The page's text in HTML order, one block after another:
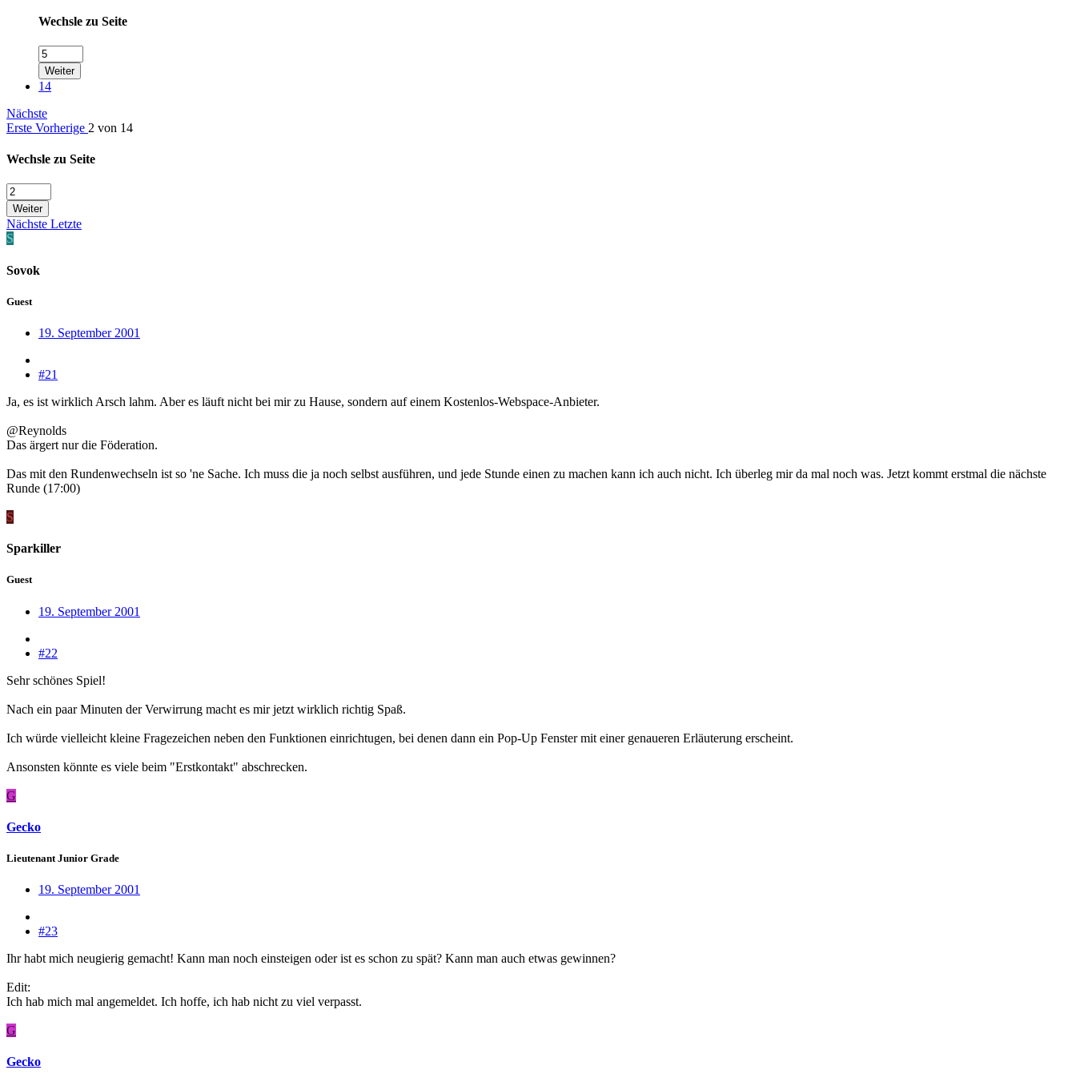
Wechsle zu Seite
Weiter
14
Nächste
Erste Vorherige 2 von 14
Wechsle zu Seite
Weiter
Nächste Letzte
S
Sovok
Guest
19. September 2001
#21
Ja, es ist wirklich Arsch lahm. Aber es läuft nicht bei mir zu Hause, sondern auf einem Kostenlos-Webspace-Anbieter.
@Reynolds
Das ärgert nur die Föderation.
Das mit den Rundenwechseln ist so 'ne Sache. Ich muss die ja noch selbst ausführen, und jede Stunde einen zu machen kann ich auch nicht. Ich überleg mir da mal noch was. Jetzt kommt erstmal die nächste
Runde (17:00)
S
Sparkiller
Guest
19. September 2001
#22
Sehr schönes Spiel!
Nach ein paar Minuten der Verwirrung macht es mir jetzt wirklich richtig Spaß.
Ich würde vielleicht kleine Fragezeichen neben den Funktionen einrichtugen, bei denen dann ein Pop-Up Fenster mit einer genaueren Erläuterung erscheint.
Ansonsten könnte es viele beim "Erstkontakt" abschrecken.
G
Gecko
Lieutenant Junior Grade
19. September 2001
#23
Ihr habt mich neugierig gemacht! Kann man noch einsteigen oder ist es schon zu spät? Kann man auch etwas gewinnen?
Edit:
Ich hab mich mal angemeldet. Ich hoffe, ich hab nicht zu viel verpasst.
G
Gecko